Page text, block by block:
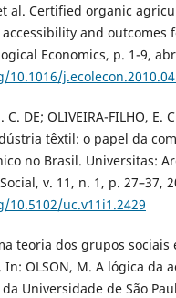
et al. Certified organic
and outcomes
Economics, p. 1-9,
C. DE; OLIVEIRA-FILHO, E.
têxtil: o papel da
no Brasil. Universitas:
v. 11, n. 1, p. 27–37,
uc.v11i1.2429
teoria dos grupos sociais
OLSON, M. A lógica da
Universidade de São